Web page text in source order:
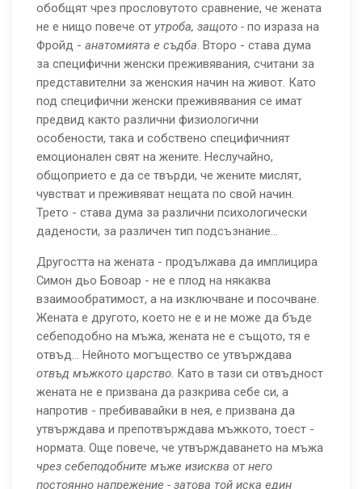
обобщят чрез прословутото сравнение, че жената
не е нищо повече от утроба, защото - по израза на
Фройд - анатомията е съдба. Второ - става дума
за специфични женски преживявания, считани за
представителни за женския начин на живот. Като
под специфични женски преживявания се имат
предвид както различни физиологични
особености, така и собствено специфичният
емоционален свят на жените. Неслучайно,
общоприето е да се твърди, че жените мислят,
чувстват и преживяват нещата по свой начин.
Трето - става дума за различни психологически
дадености, за различен тип подсъзнание...
Другостта на жената - продължава да имплицира
Симон дьо Бовоар - не е плод на някаква
взаимообратимост, а на изключване и посочване.
Жената е другото, което не е и не може да бъде
себеподобно на мъжа, жената не е същото, тя е
отвъд... Нейното могъщество се утвърждава
отвъд мъжкото царство. Като в тази си отвъдност
жената не е призвана да разкрива себе си, а
напротив - пребивавайки в нея, е призвана да
утвърждава и препотвърждава мъжкото, тоест -
нормата. Още повече, че утвърждаването на мъжа
чрез себеподобните мъже изисква от него
постоянно напрежение - затова той иска един